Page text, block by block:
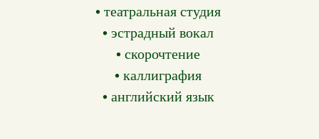
• театральная студия
• эстрадный вокал
• скорочтение
• каллиграфия
• английский язык